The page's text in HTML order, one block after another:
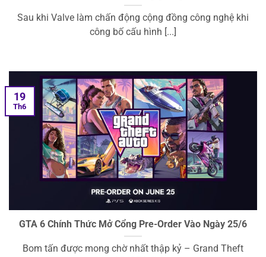
Sau khi Valve làm chấn động cộng đồng công nghệ khi
công bố cấu hình [...]
GTA 6 Chính Thức Mở Cổng Pre-Order Vào Ngày 25/6
Bom tấn được mong chờ nhất thập kỷ – Grand Theft
19
Th6